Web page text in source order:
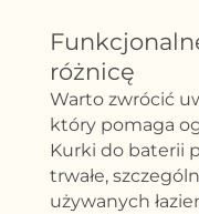
różnicę
Warto zwrócić
który pomaga
Kurki do baterii
trwałe,
używanych